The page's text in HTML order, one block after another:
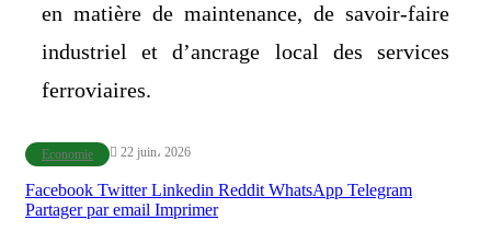
en matière de maintenance, de savoir-faire
industriel et d’ancrage local des services
ferroviaires.
Economie 22 juin، 2026
Facebook Twitter Linkedin Reddit WhatsApp Telegram
Partager par email Imprimer